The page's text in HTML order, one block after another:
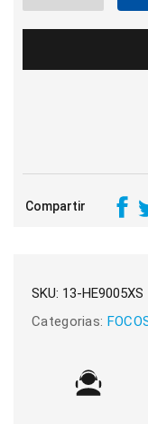
Compartir
SKU: 13-HE9005XS
Categorias: